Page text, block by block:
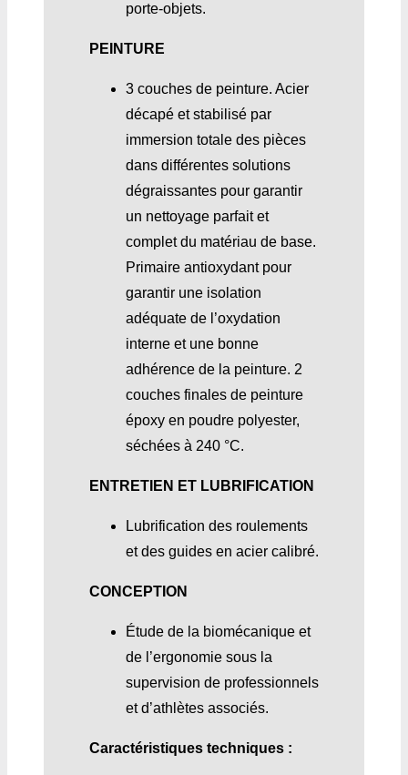
porte-objets.
PEINTURE
3 couches de peinture. Acier
décapé et stabilisé par
immersion totale des pièces
dans différentes solutions
dégraissantes pour garantir
un nettoyage parfait et
complet du matériau de base.
Primaire antioxydant pour
garantir une isolation
adéquate de l’oxydation
interne et une bonne
adhérence de la peinture. 2
couches finales de peinture
époxy en poudre polyester,
séchées à 240 °C.
ENTRETIEN ET LUBRIFICATION
Lubrification des roulements
et des guides en acier calibré.
CONCEPTION
Étude de la biomécanique et
de l’ergonomie sous la
supervision de professionnels
et d’athlètes associés.
Caractéristiques techniques :